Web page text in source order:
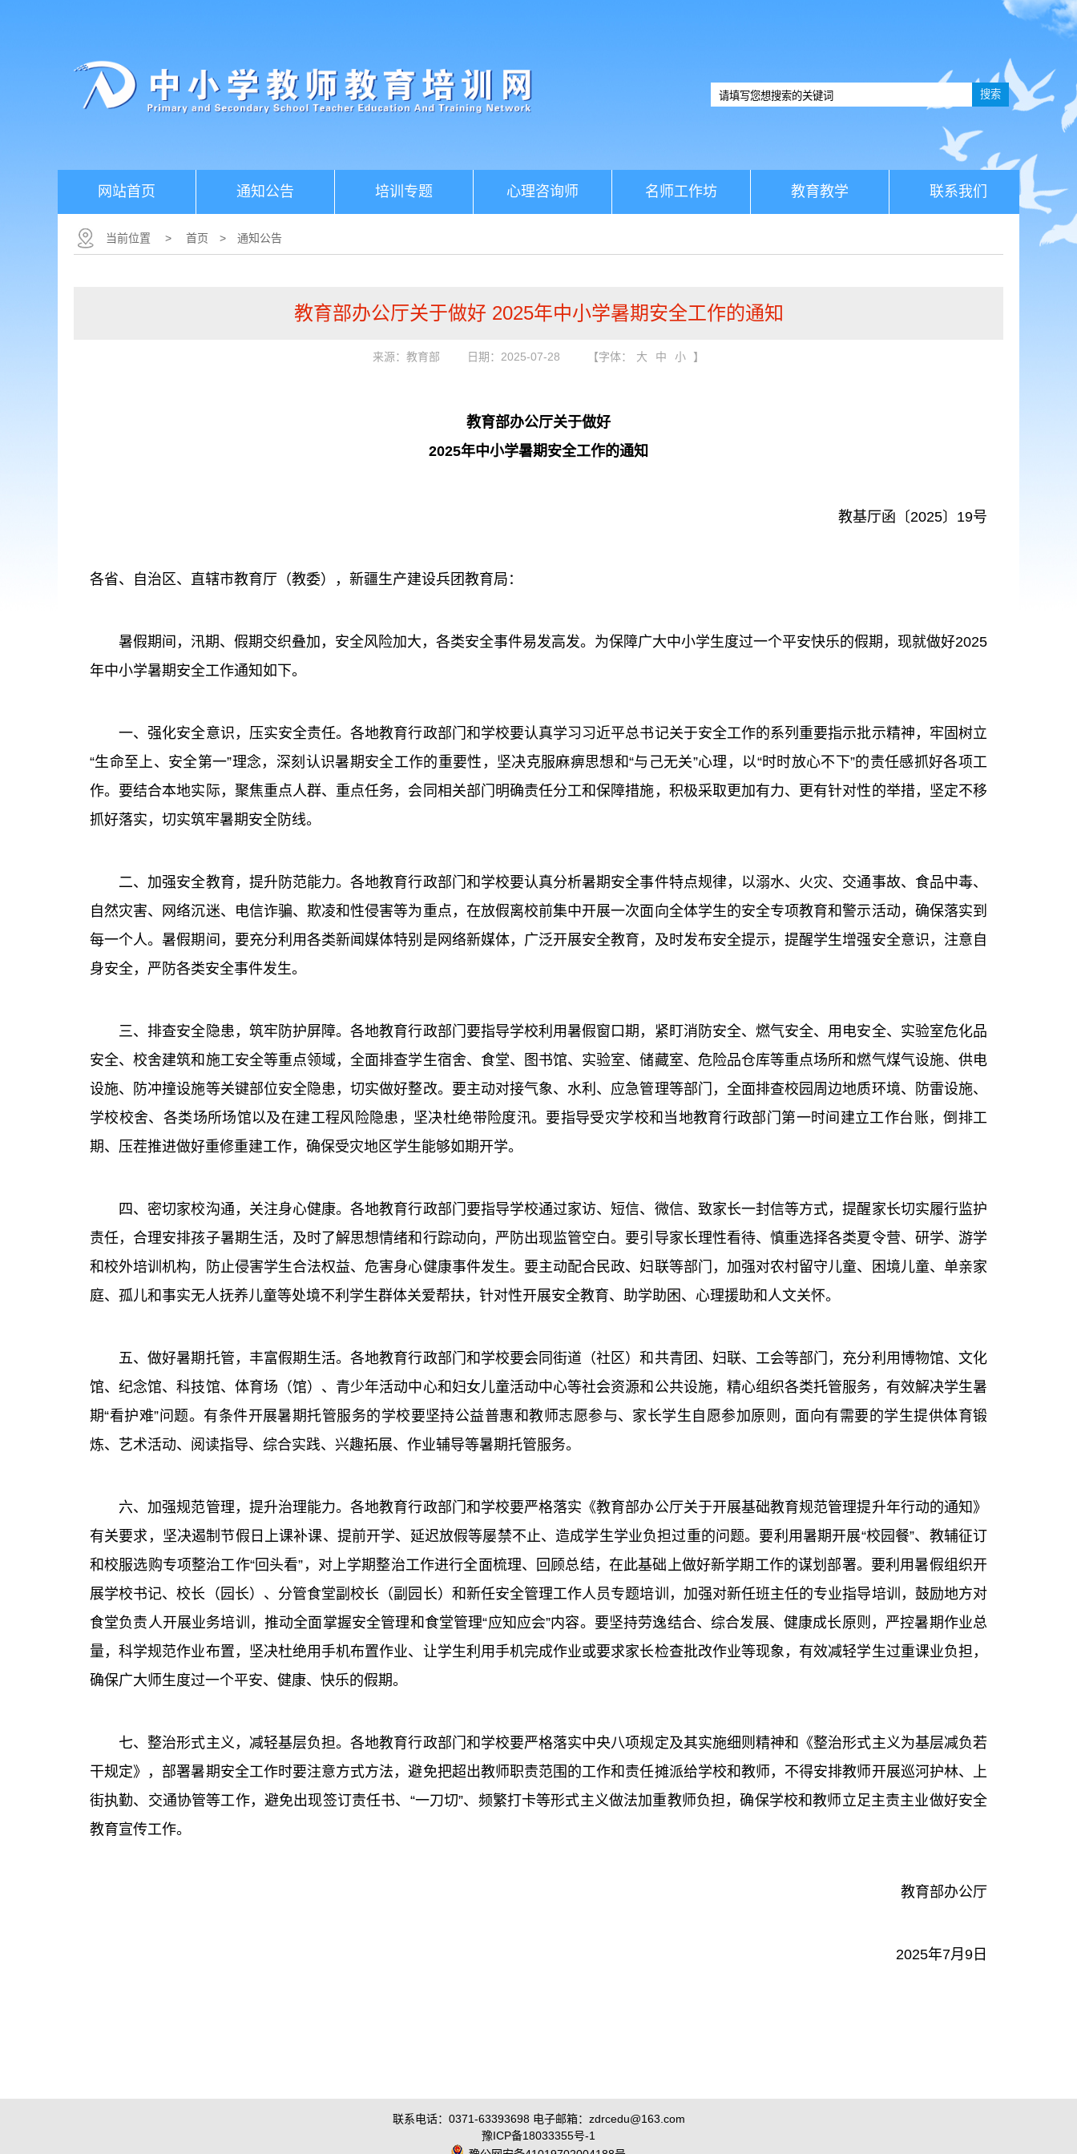
搜索
网站首页 通知公告 培训专题 心理咨询师 名师工作坊 教育教学 联系我们
当前位置 > 首页 > 通知公告
教育部办公厅关于做好 2025年中小学暑期安全工作的通知
来源：教育部 日期：2025-07-28 【字体： 大 中 小 】
教育部办公厅关于做好
2025年中小学暑期安全工作的通知
教基厅函〔2025〕19号
各省、自治区、直辖市教育厅（教委），新疆生产建设兵团教育局：
暑假期间，汛期、假期交织叠加，安全风险加大，各类安全事件易发高发。为保障广大中小学生度过一个平安快乐的假期，现就做好2025
年中小学暑期安全工作通知如下。
一、强化安全意识，压实安全责任。各地教育行政部门和学校要认真学习习近平总书记关于安全工作的系列重要指示批示精神，牢固树立
“生命至上、安全第一”理念，深刻认识暑期安全工作的重要性，坚决克服麻痹思想和“与己无关”心理，以“时时放心不下”的责任感抓好各项工
作。要结合本地实际，聚焦重点人群、重点任务，会同相关部门明确责任分工和保障措施，积极采取更加有力、更有针对性的举措，坚定不移
抓好落实，切实筑牢暑期安全防线。
二、加强安全教育，提升防范能力。各地教育行政部门和学校要认真分析暑期安全事件特点规律，以溺水、火灾、交通事故、食品中毒、
自然灾害、网络沉迷、电信诈骗、欺凌和性侵害等为重点，在放假离校前集中开展一次面向全体学生的安全专项教育和警示活动，确保落实到
每一个人。暑假期间，要充分利用各类新闻媒体特别是网络新媒体，广泛开展安全教育，及时发布安全提示，提醒学生增强安全意识，注意自
身安全，严防各类安全事件发生。
三、排查安全隐患，筑牢防护屏障。各地教育行政部门要指导学校利用暑假窗口期，紧盯消防安全、燃气安全、用电安全、实验室危化品
安全、校舍建筑和施工安全等重点领域，全面排查学生宿舍、食堂、图书馆、实验室、储藏室、危险品仓库等重点场所和燃气煤气设施、供电
设施、防冲撞设施等关键部位安全隐患，切实做好整改。要主动对接气象、水利、应急管理等部门，全面排查校园周边地质环境、防雷设施、
学校校舍、各类场所场馆以及在建工程风险隐患，坚决杜绝带险度汛。要指导受灾学校和当地教育行政部门第一时间建立工作台账，倒排工
期、压茬推进做好重修重建工作，确保受灾地区学生能够如期开学。
四、密切家校沟通，关注身心健康。各地教育行政部门要指导学校通过家访、短信、微信、致家长一封信等方式，提醒家长切实履行监护
责任，合理安排孩子暑期生活，及时了解思想情绪和行踪动向，严防出现监管空白。要引导家长理性看待、慎重选择各类夏令营、研学、游学
和校外培训机构，防止侵害学生合法权益、危害身心健康事件发生。要主动配合民政、妇联等部门，加强对农村留守儿童、困境儿童、单亲家
庭、孤儿和事实无人抚养儿童等处境不利学生群体关爱帮扶，针对性开展安全教育、助学助困、心理援助和人文关怀。
五、做好暑期托管，丰富假期生活。各地教育行政部门和学校要会同街道（社区）和共青团、妇联、工会等部门，充分利用博物馆、文化
馆、纪念馆、科技馆、体育场（馆）、青少年活动中心和妇女儿童活动中心等社会资源和公共设施，精心组织各类托管服务，有效解决学生暑
期“看护难”问题。有条件开展暑期托管服务的学校要坚持公益普惠和教师志愿参与、家长学生自愿参加原则，面向有需要的学生提供体育锻
炼、艺术活动、阅读指导、综合实践、兴趣拓展、作业辅导等暑期托管服务。
六、加强规范管理，提升治理能力。各地教育行政部门和学校要严格落实《教育部办公厅关于开展基础教育规范管理提升年行动的通知》
有关要求，坚决遏制节假日上课补课、提前开学、延迟放假等屡禁不止、造成学生学业负担过重的问题。要利用暑期开展“校园餐”、教辅征订
和校服选购专项整治工作“回头看”，对上学期整治工作进行全面梳理、回顾总结，在此基础上做好新学期工作的谋划部署。要利用暑假组织开
展学校书记、校长（园长）、分管食堂副校长（副园长）和新任安全管理工作人员专题培训，加强对新任班主任的专业指导培训，鼓励地方对
食堂负责人开展业务培训，推动全面掌握安全管理和食堂管理“应知应会”内容。要坚持劳逸结合、综合发展、健康成长原则，严控暑期作业总
量，科学规范作业布置，坚决杜绝用手机布置作业、让学生利用手机完成作业或要求家长检查批改作业等现象，有效减轻学生过重课业负担，
确保广大师生度过一个平安、健康、快乐的假期。
七、整治形式主义，减轻基层负担。各地教育行政部门和学校要严格落实中央八项规定及其实施细则精神和《整治形式主义为基层减负若
干规定》，部署暑期安全工作时要注意方式方法，避免把超出教师职责范围的工作和责任摊派给学校和教师，不得安排教师开展巡河护林、上
街执勤、交通协管等工作，避免出现签订责任书、“一刀切”、频繁打卡等形式主义做法加重教师负担，确保学校和教师立足主责主业做好安全
教育宣传工作。
教育部办公厅
2025年7月9日
联系电话：0371-63393698 电子邮箱：zdrcedu@163.com
豫ICP备18033355号-1